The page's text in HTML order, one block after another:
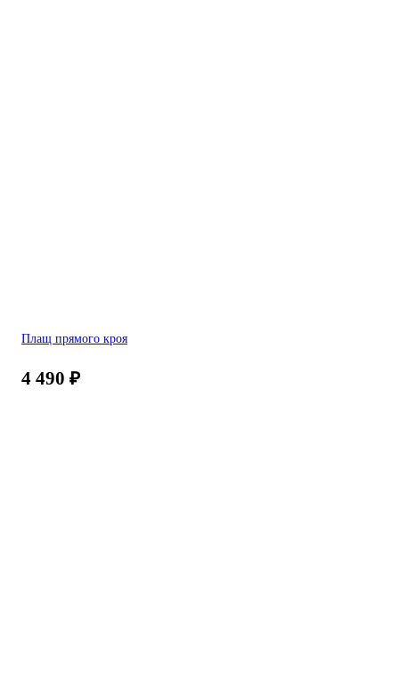
Плащ прямого кроя
4 490 ₽